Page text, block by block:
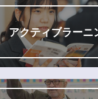
アクティブラーニ